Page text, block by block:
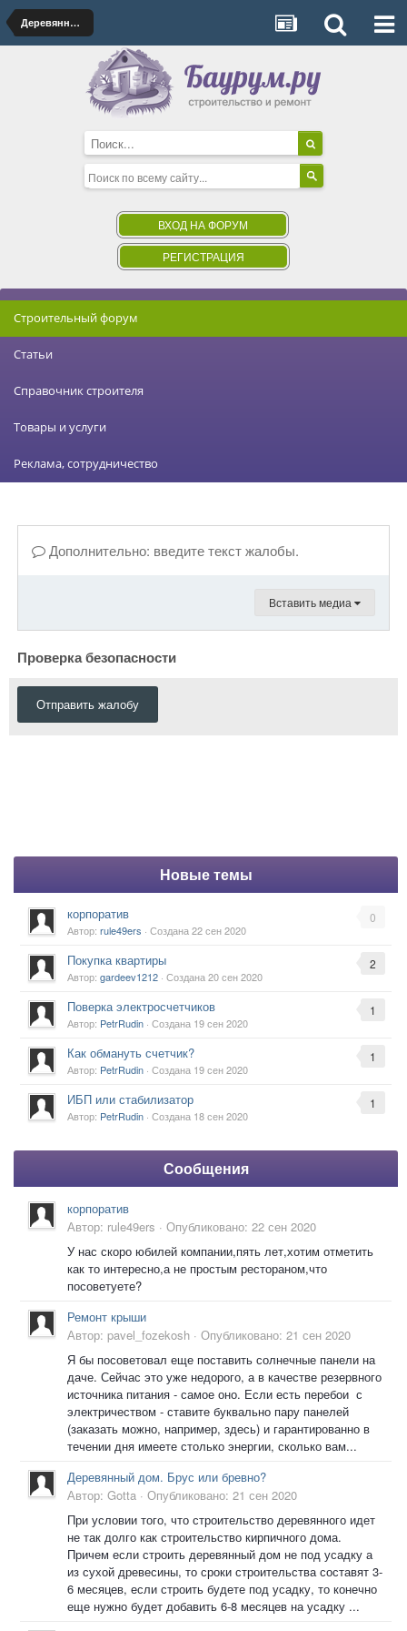
Деревянные дома
ВХОД НА ФОРУМ
РЕГИСТРАЦИЯ
Строительный форум
Статьи
Справочник строителя
Товары и услуги
Реклама, сотрудничество
Дополнительно: введите текст жалобы.
Вставить медиа
Проверка безопасности
Отправить жалобу
Новые темы
0
корпоратив
Автор: rule49ers · Создана22 сен 2020
2
Покупка квартиры
Автор: gardeev1212 · Создана20 сен 2020
1
Поверка электросчетчиков
Автор: PetrRudin · Создана 19 сен 2020
1
Как обмануть счетчик?
Автор: PetrRudin · Создана 19 сен 2020
1
ИБП или стабилизатор
Автор: PetrRudin · Создана 18 сен 2020
Сообщения
корпоратив
Автор: rule49ers · Опубликовано: 22 сен 2020
У нас скоро юбилей компании,пять лет,хотим отметить
как то интересно,а не простым рестораном,что
посоветуете?
Ремонт крыши
Автор: pavel_fozekosh · Опубликовано: 21 сен 2020
Я бы посоветовал еще поставить солнечные панели на
даче. Сейчас это уже недорого, а в качестве резервного
источника питания - самое оно. Если есть перебои с
электричеством - ставите буквально пару панелей
(заказать можно, например, здесь) и гарантированно в
течении дня имеете столько энергии, сколько вам...
Деревянный дом. Брус или бревно?
Автор: Gotta · Опубликовано: 21 сен 2020
При условии того, что строительство деревянного идет
не так долго как строительство кирпичного дома.
Причем если строить деревянный дом не под усадку а
из сухой древесины, то сроки строительства составят 3-
6 месяцев, если строить будете под усадку, то конечно
еще нужно будет добавить 6-8 месяцев на усадку ...